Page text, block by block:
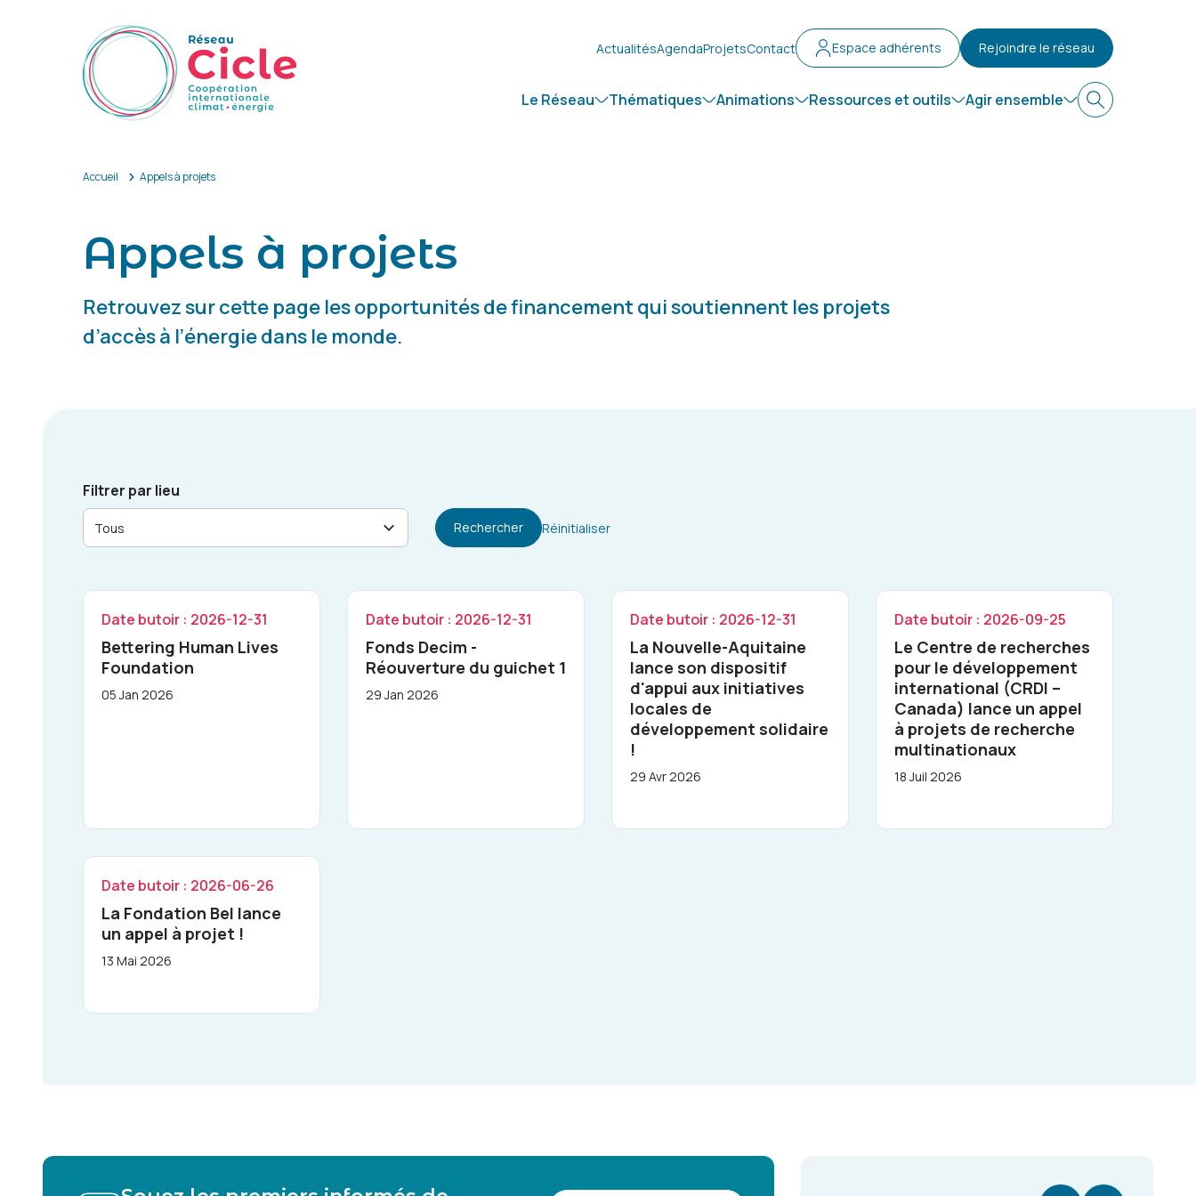
Aller au contenu principal
ActualitésAgendaProjetsContact Espace adhérents Rejoindre le réseau
Le Réseau Thématiques Animations Ressources et outils Agir ensemble Recherche
Accueil Appels à projets
Appels à projets
Retrouvez sur cette page les opportunités de financement qui soutiennent les projets
d’accès à l’énergie dans le monde.
Filtrer par lieu
Lieu
Rechercher Réinitialiser
Date butoir : 2026-12-31
Bettering Human Lives
Foundation
05 Jan 2026
Date butoir : 2026-12-31
Fonds Decim -
Réouverture du guichet 1
29 Jan 2026
Date butoir : 2026-12-31
La Nouvelle-Aquitaine
lance son dispositif
d'appui aux initiatives
locales de
développement solidaire
!
29 Avr 2026
Date butoir : 2026-09-25
Le Centre de recherches
pour le développement
international (CRDI –
Canada) lance un appel
à projets de recherche
multinationaux
18 Juil 2026
Date butoir : 2026-06-26
La Fondation Bel lance
un appel à projet !
13 Mai 2026